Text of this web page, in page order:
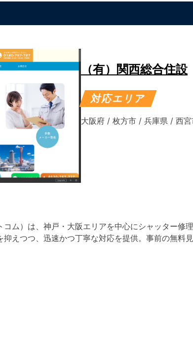
（有）関西総合住設
対応エリア
大阪府 / 枚方市 / 兵庫県 / 西
ム）は、神戸・大阪エリアを中心にシャッター修
えつつ、迅速かつ丁寧な対応を提供。​事前の無料